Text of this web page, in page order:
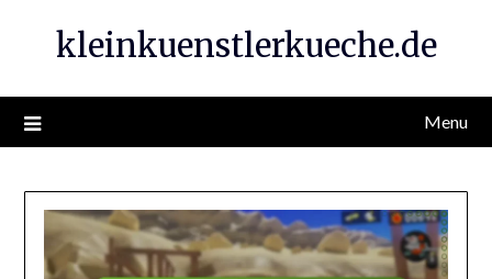
kleinkuenstlerkueche.de
Menu